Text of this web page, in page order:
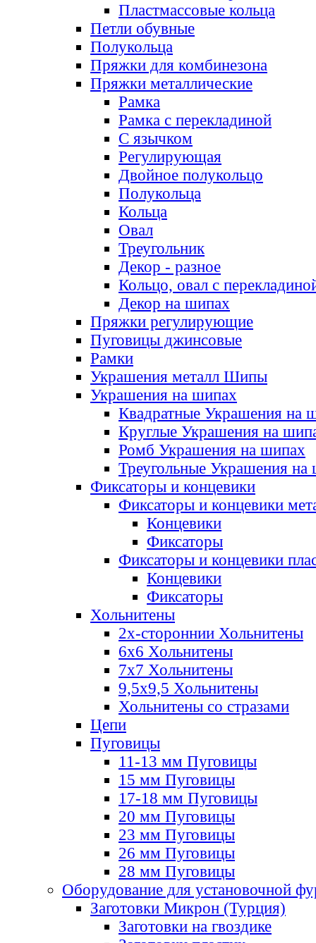
Пластмассовые кольца
Петли обувные
Полукольца
Пряжки для комбинезона
Пряжки металлические
Рамка
Рамка с перекладиной
С язычком
Регулирующая
Двойное полукольцо
Полукольца
Кольца
Овал
Треугольник
Декор - разное
Кольцо, овал с
Декор на шипах
Пряжки регулирующие
Пуговицы джинсовые
Рамки
Украшения металл Шипы
Украшения на шипах
Квадратные Украшения на
Круглые Украшения на
Ромб Украшения на шипах
Треугольные Украшения на
Фиксаторы и концевики
Фиксаторы и концевики
Концевики
Фиксаторы
Фиксаторы и концевики
Концевики
Фиксаторы
Хольнитены
2х-стороннии Хольнитены
6х6 Хольнитены
7х7 Хольнитены
9,5х9,5 Хольнитены
Хольнитены со стразами
Цепи
Пуговицы
11-13 мм Пуговицы
15 мм Пуговицы
17-18 мм Пуговицы
20 мм Пуговицы
23 мм Пуговицы
26 мм Пуговицы
28 мм Пуговицы
Оборудование для установочной
Заготовки Микрон (Турция)
Заготовки на гвоздике